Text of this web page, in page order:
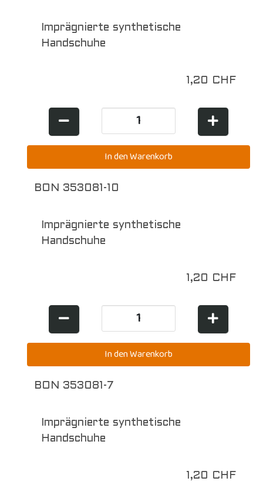
Imprägnierte synthetische
Handschuhe
1,20 CHF
BON 353081-10
Imprägnierte synthetische
Handschuhe
1,20 CHF
BON 353081-7
Imprägnierte synthetische
Handschuhe
1,20 CHF